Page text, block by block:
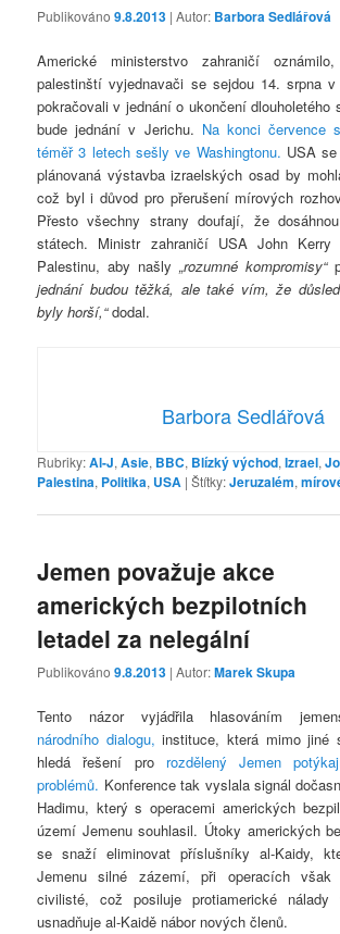
Publikováno9.8.2013 | Autor: Barbora Sedlářová
Americké ministerstvo zahraničí
palestinští vyjednavači se sejdou 14. srpna v
pokračovali v jednání o ukončení dlouholetého
bude jednání v Jerichu. Na konci července
téměř 3 letech sešly ve Washingtonu. USA
plánovaná výstavba izraelských osad by
což byl i důvod pro přerušení mírových
Přesto všechny strany doufají, že
státech. Ministr zahraničí USA John
Palestinu, aby našly„rozumné kompromisy“
jednání budou těžká, ale také vím, že
byly horší,“dodal.
Barbora Sedlářová
Rubriky:Al-J,Asie, BBC, Blízký východ,Izrael,
Palestina, Politika, USA |Štítky:Jeruzalém,
Jemen považuje akce
amerických bezpilotních
letadel za nelegální
Publikováno9.8.2013 | Autor:Marek Skupa
Tento názor vyjádřila hlasováním
národního dialogu,instituce, která mimo jiné
hledá řešení pro rozdělený Jemen
problémů. Konference tak vyslala signál
Hadimu, který s operacemi amerických
území Jemenu souhlasil. Útoky amerických
se snaží eliminovat příslušníky al-Kaidy,
Jemenu silné zázemí, při operacích
civilisté, což posiluje protiamerické
usnadňuje al-Kaidě nábor nových členů.